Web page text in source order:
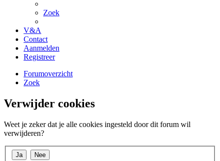
Zoek
V&A
Contact
Aanmelden
Registreer
Forumoverzicht
Zoek
Verwijder cookies
Weet je zeker dat je alle cookies ingesteld door dit forum wil
verwijderen?